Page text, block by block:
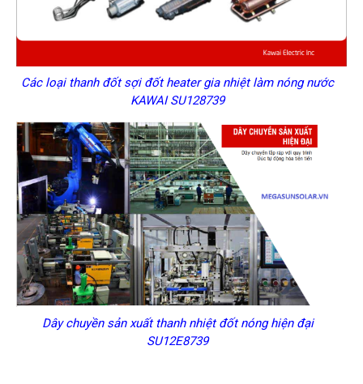
Các loại thanh đốt sợi đốt heater gia nhiệt làm nóng nước
KAWAI SU128739
Dây chuyền sản xuất thanh nhiệt đốt nóng hiện đại
SU12E8739